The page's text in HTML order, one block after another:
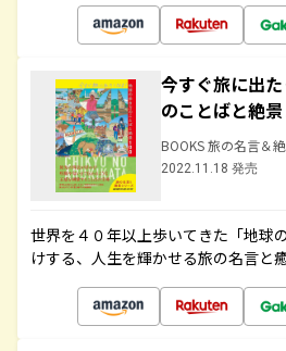
今すぐ旅に出
のことばと絶
BOOKS 旅の名言＆
2022.11.18 発売
世界を４０年以上歩いてきた「地球
けする、人生を輝かせる旅の名言と